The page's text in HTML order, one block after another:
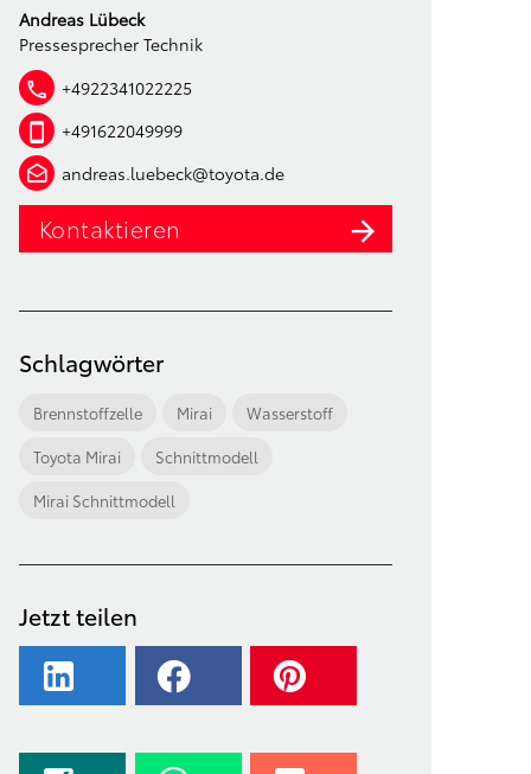
Andreas Lübeck
Pressesprecher Technik
+4922341022225
+491622049999
andreas.luebeck@toyota.de
Kontaktieren
Schlagwörter
Brennstoffzelle Mirai Wasserstoff
Toyota Mirai Schnittmodell
Mirai Schnittmodell
Jetzt teilen